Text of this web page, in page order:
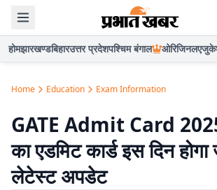
होमझारखण्डबिहारउत्तर प्रदेशपश्चिम बंगाल ओरिजिनल
Home Education Exam Information
GATE Admit Card 2025:
का एडमिट कार्ड इस दिन
लेटेस्ट अपडेट